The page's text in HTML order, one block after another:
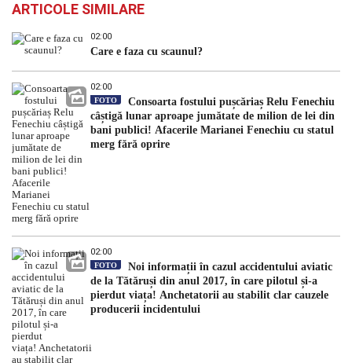
ARTICOLE SIMILARE
02:00
Care e faza cu scaunul?
02:00
FOTO
Consoarta fostului pușcăriaș Relu Fenechiu
câștigă lunar aproape jumătate de milion de lei din
bani publici! Afacerile Marianei Fenechiu cu statul
merg fără oprire
02:00
FOTO
Noi informații în cazul accidentului aviatic
de la Tătăruși din anul 2017, în care pilotul și-a
pierdut viața! Anchetatorii au stabilit clar cauzele
producerii incidentului